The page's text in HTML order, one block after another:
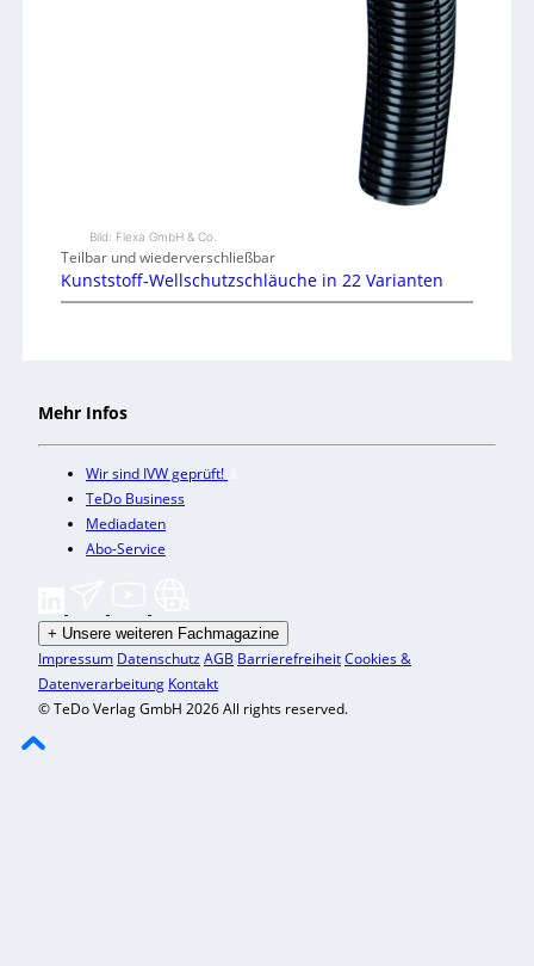
Bild: Flexa GmbH & Co.
Teilbar und wiederverschließbar
Kunststoff-Wellschutzschläuche in 22 Varianten
Mehr Infos
Wir sind IVW geprüft!
TeDo Business
Mediadaten
Abo-Service
+ Unsere weiteren Fachmagazine
Impressum DatenschutzAGB BarrierefreiheitCookies &
Datenverarbeitung Kontakt
© TeDo Verlag GmbH 2026 All rights reserved.